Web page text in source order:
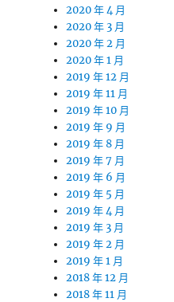
2020 年 4 月
2020 年 3 月
2020 年 2 月
2020 年 1 月
2019 年 12 月
2019 年 11 月
2019 年 10 月
2019 年 9 月
2019 年 8 月
2019 年 7 月
2019 年 6 月
2019 年 5 月
2019 年 4 月
2019 年 3 月
2019 年 2 月
2019 年 1 月
2018 年 12 月
2018 年 11 月